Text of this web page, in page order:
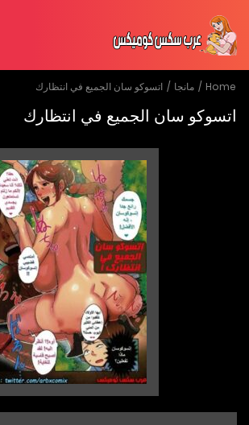
Home مانجا اتسوكو سان الجميع في انتظارك
اتسوكو سان الجميع في انتظارك